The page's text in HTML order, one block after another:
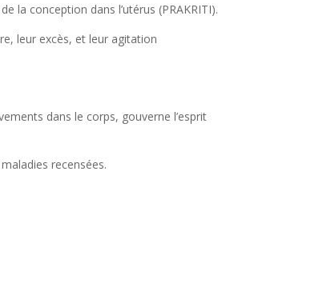
la conception dans l’utérus (PRAKRITI).
leur excès, et leur agitation
dans le corps, gouverne l’esprit
recensées.